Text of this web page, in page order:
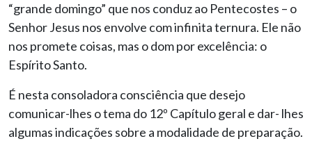
“grande domingo” que nos conduz ao Pentecostes – o
Senhor Jesus nos envolve com infinita ternura. Ele não
nos promete coisas, mas o dom por excelência: o
Espírito Santo.
É nesta consoladora consciência que desejo
comunicar-lhes o tema do 12º Capítulo geral e dar- lhes
algumas indicações sobre a modalidade de preparação.